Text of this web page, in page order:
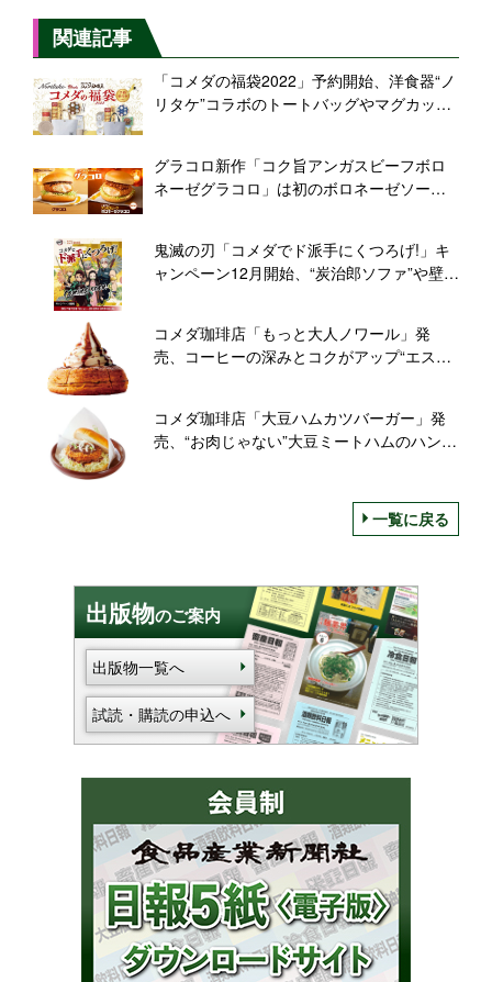
関連記事
「コメダの福袋2022」予約開始、洋食器“ノ
リタケ”コラボのトートバッグやマグカッ
グラコロ新作「コク旨アンガスビーフボロ
ネーゼグラコロ」は初のボロネーゼソース
鬼滅の刃「コメダでド派手にくつろげ!」キ
ャンペーン12月開始、“炭治郎ソファ”や壁掛
コメダ珈琲店「もっと大人ノワール」発
売、コーヒーの深みとコクがアップ“エスプ
コメダ珈琲店「大豆ハムカツバーガー」発
売、“お肉じゃない”大豆ミートハムのハンバ
一覧に戻る
出版物のご案内
出版物一覧へ
試読・購読の申込へ